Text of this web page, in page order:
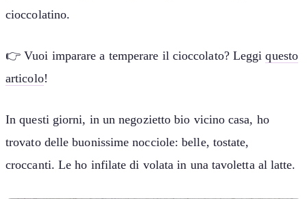
cioccolatino.
👉 Vuoi imparare a temperare il cioccolato? Leggiquesto
articolo!
In questi giorni, in un negozietto bio vicino casa, ho
trovato delle buonissime nocciole: belle, tostate,
croccanti. Le ho infilate di volata in una tavoletta al latte.